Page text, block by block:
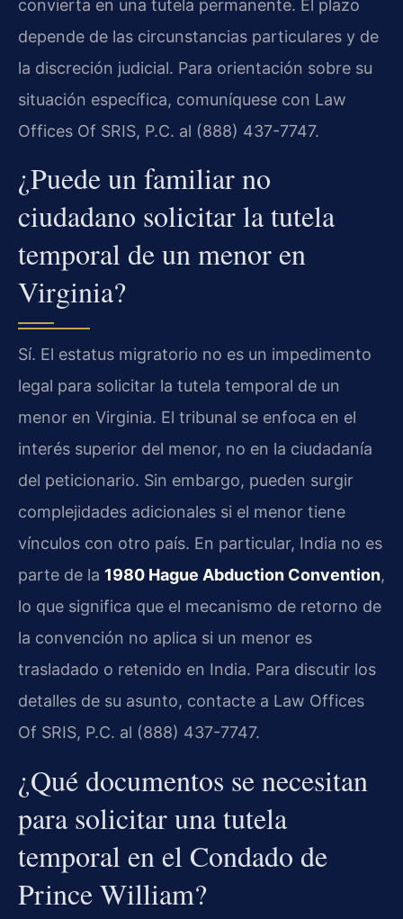
convierta en una tutela permanente. El plazo
depende de las circunstancias particulares y de
la discreción judicial. Para orientación sobre su
situación específica, comuníquese con Law
Offices Of SRIS, P.C. al (888) 437-7747.
¿Puede un familiar no
ciudadano solicitar la tutela
temporal de un menor en
Virginia?
Sí. El estatus migratorio no es un impedimento
legal para solicitar la tutela temporal de un
menor en Virginia. El tribunal se enfoca en el
interés superior del menor, no en la ciudadanía
del peticionario. Sin embargo, pueden surgir
complejidades adicionales si el menor tiene
vínculos con otro país. En particular, India no es
parte de la 1980 Hague Abduction Convention,
lo que significa que el mecanismo de retorno de
la convención no aplica si un menor es
trasladado o retenido en India. Para discutir los
detalles de su asunto, contacte a Law Offices
Of SRIS, P.C. al (888) 437-7747.
¿Qué documentos se necesitan
para solicitar una tutela
temporal en el Condado de
Prince William?